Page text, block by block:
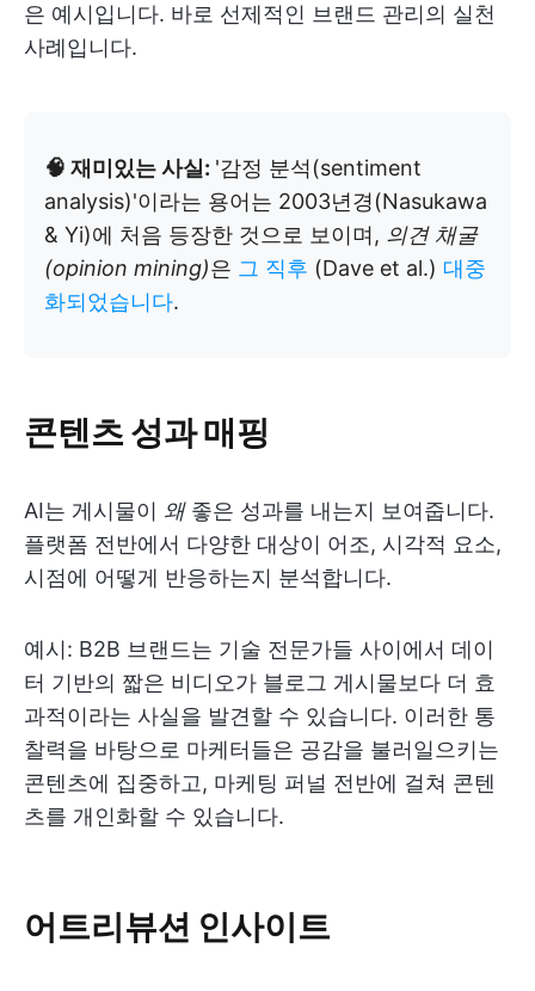
은 예시입니다. 바로 선제적인 브랜드 관리의 실천
사례입니다.
🧠 재미있는 사실: '감정 분석(sentiment
analysis)'이라는 용어는 2003년경(Nasukawa
& Yi)에 처음 등장한 것으로 보이며, 의견 채굴
(opinion mining)은 그 직후 (Dave et al.) 대중
화되었습니다.
콘텐츠 성과 매핑
AI는 게시물이 왜좋은 성과를 내는지 보여줍니다.
플랫폼 전반에서 다양한 대상이 어조, 시각적 요소,
시점에 어떻게 반응하는지 분석합니다.
예시: B2B 브랜드는 기술 전문가들 사이에서 데이
터 기반의 짧은 비디오가 블로그 게시물보다 더 효
과적이라는 사실을 발견할 수 있습니다. 이러한 통
찰력을 바탕으로 마케터들은 공감을 불러일으키는
콘텐츠에 집중하고, 마케팅 퍼널 전반에 걸쳐 콘텐
츠를 개인화할 수 있습니다.
어트리뷰션 인사이트